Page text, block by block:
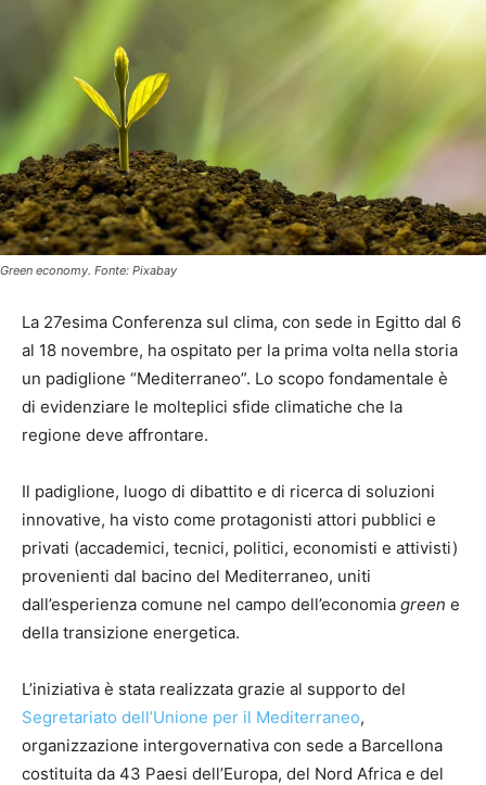
Green economy. Fonte: Pixabay
La 27esima Conferenza sul clima, con sede in Egitto dal 6
al 18 novembre, ha ospitato per la prima volta nella storia
un padiglione “Mediterraneo”. Lo scopo fondamentale è
di evidenziare le molteplici sfide climatiche che la
regione deve affrontare.
Il padiglione, luogo di dibattito e di ricerca di soluzioni
innovative, ha visto come protagonisti attori pubblici e
privati (accademici, tecnici, politici, economisti e attivisti)
provenienti dal bacino del Mediterraneo, uniti
dall’esperienza comune nel campo dell’economia green e
della transizione energetica.
L’iniziativa è stata realizzata grazie al supporto del
Segretariato dell’Unione per il Mediterraneo,
organizzazione intergovernativa con sede a Barcellona
costituita da 43 Paesi dell’Europa, del Nord Africa e del